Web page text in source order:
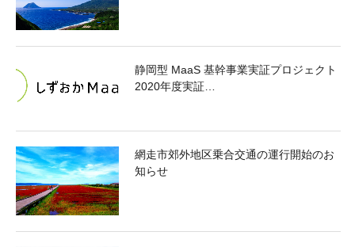
静岡型 MaaS 基幹事業実証プロジェクト
2020年度実証…
網走市郊外地区乗合交通の運行開始のお
知らせ